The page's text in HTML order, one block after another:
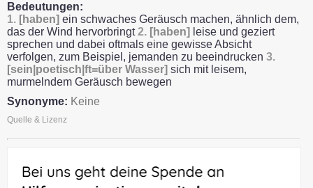
Bedeutungen:
1. [haben] ein schwaches Geräusch machen, ähnlich dem,
das der Wind hervorbringt2. [haben] leise und geziert
sprechen und dabei oftmals eine gewisse Absicht
verfolgen, zum Beispiel, jemanden zu beeindrucken 3.
[sein|poetisch|ft=über Wasser] sich mit leisem,
murmelndem Geräusch bewegen
Synonyme: Keine
Quelle & Lizenz